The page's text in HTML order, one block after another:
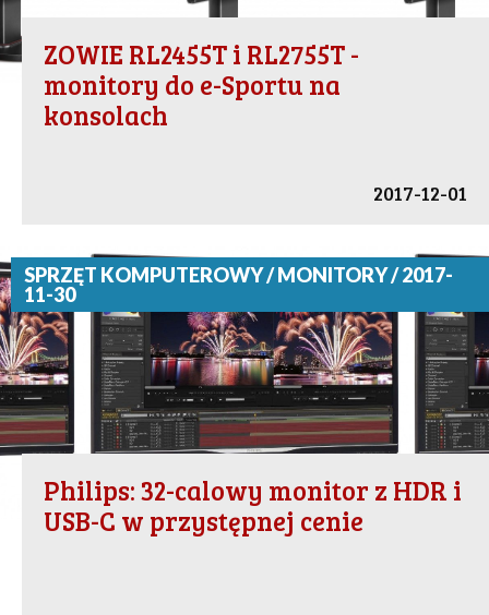
ZOWIE RL2455T i RL2755T -
monitory do e-Sportu na
konsolach
2017-12-01
SPRZĘT KOMPUTEROWY / MONITORY / 2017-
11-30
Philips: 32-calowy monitor z HDR i
USB-C w przystępnej cenie